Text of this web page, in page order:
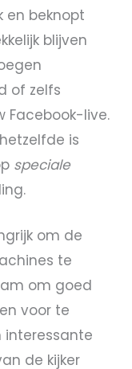
en beknopt
blijven
of zelfs
Facebook-live.
is
speciale
om de
te
om goed
voor te
interessante
de kijker